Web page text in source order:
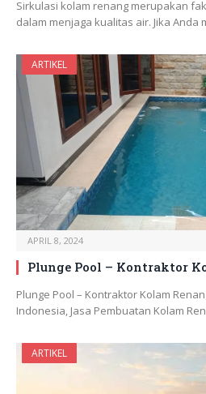
Sirkulasi kolam renang merupakan
dalam menjaga kualitas air. Jika Anda
ARTIKEL
APRIL 8, 2024
Plunge Pool – Kontraktor
Plunge Pool – Kontraktor Kolam
Indonesia, Jasa Pembuatan Kolam
ARTIKEL